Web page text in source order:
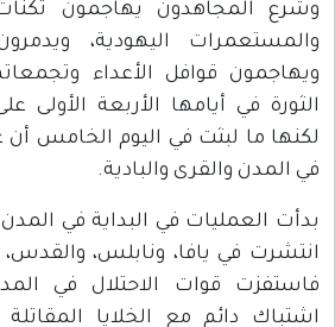
وشرع المجاهدون يهاجمون
والمستعمرات اليهودية،
ويهاجمون قوافل الأعداء
الثورة في أيامها الأربعة الأولى
لكنها ما لبثت في اليوم الخامس
في المدن والقرى والبادية.
بدأت العمليات في البداية في
انتشرت في يافا، ونابلس،
فاستفزت قوات الاحتلال في
اشتباك دائم مع الخلايا